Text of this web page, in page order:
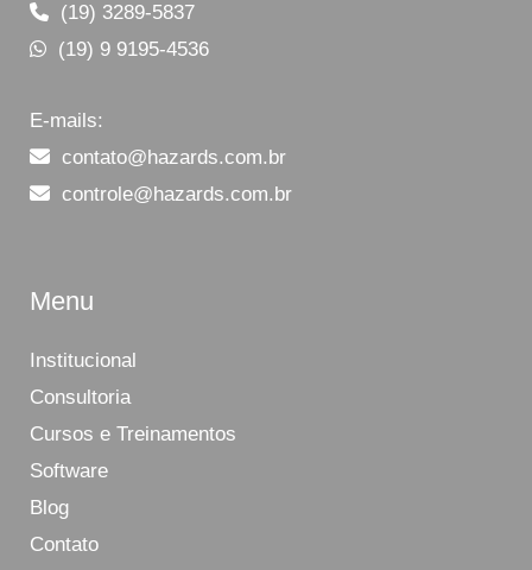
(19) 3289-5837
(19) 9 9195-4536
E-mails:
contato@hazards.com.br
controle@hazards.com.br
Menu
Institucional
Consultoria
Cursos e Treinamentos
Software
Blog
Contato